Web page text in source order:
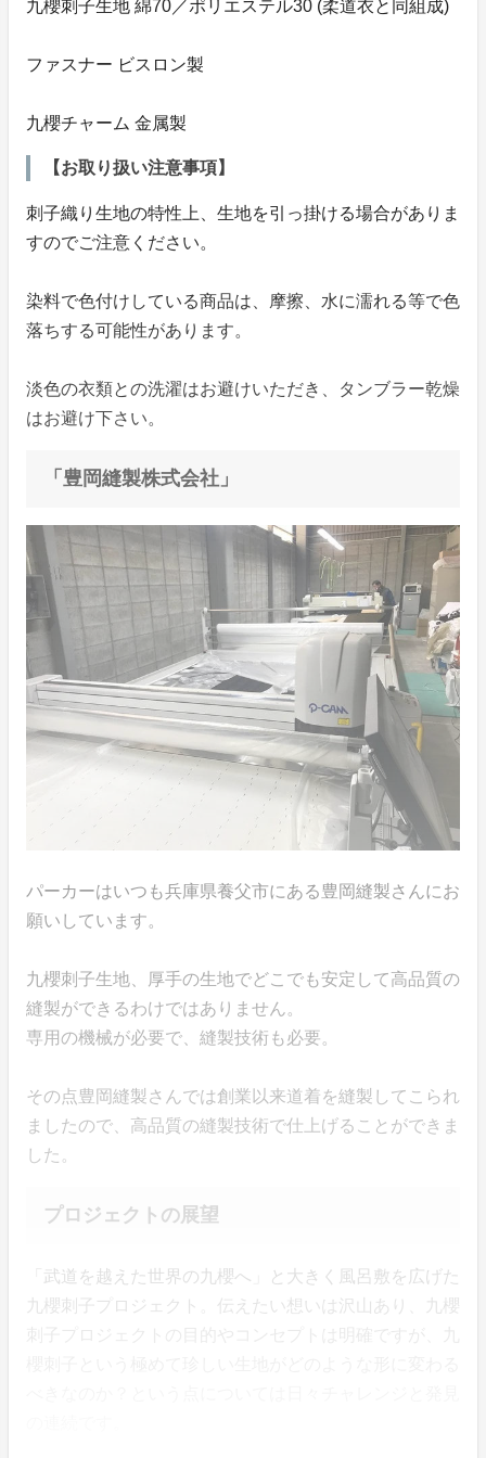
九櫻刺子生地 綿70／ポリエステル30 (柔道衣と同組成)
ファスナー ビスロン製
九櫻チャーム 金属製
【お取り扱い注意事項】
刺子織り生地の特性上、生地を引っ掛ける場合がありま
すのでご注意ください。
染料で色付けしている商品は、摩擦、水に濡れる等で色
落ちする可能性があります。
淡色の衣類との洗濯はお避けいただき、タンブラー乾燥
はお避け下さい。
「豊岡縫製株式会社」
パーカーはいつも兵庫県養父市にある豊岡縫製さんにお
願いしています。
九櫻刺子生地、厚手の生地でどこでも安定して高品質の
縫製ができるわけではありません。
専用の機械が必要で、縫製技術も必要。
その点豊岡縫製さんでは創業以来道着を縫製してこられ
ましたので、高品質の縫製技術で仕上げることができま
した。
プロジェクトの展望
「武道を越えた世界の九櫻へ」と大きく風呂敷を広げた
九櫻刺子プロジェクト。伝えたい想いは沢山あり、九櫻